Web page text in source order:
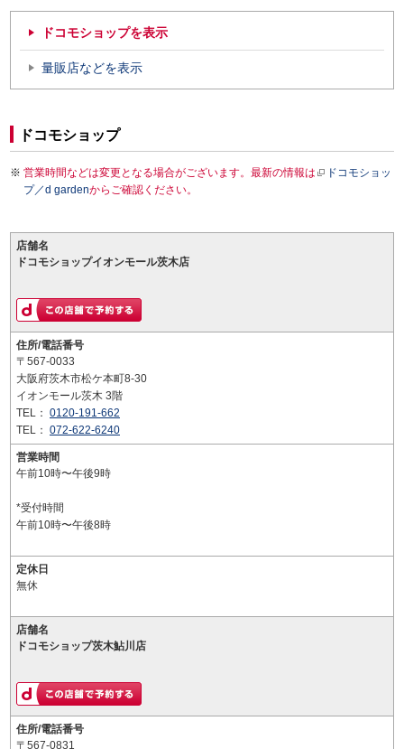
ドコモショップを表示
量販店などを表示
ドコモショップ
営業時間などは変更となる場合がございます。最新の情報は
ドコモショッ
プ／d gardenからご確認ください。
店舗名
ドコモショップイオンモール茨木店
住所/電話番号
〒567-0033
大阪府茨木市松ケ本町8-30
イオンモール茨木 3階
TEL： 0120-191-662
TEL： 072-622-6240
営業時間
午前10時〜午後9時
*受付時間
午前10時〜午後8時
定休日
無休
店舗名
ドコモショップ茨木鮎川店
住所/電話番号
〒567-0831